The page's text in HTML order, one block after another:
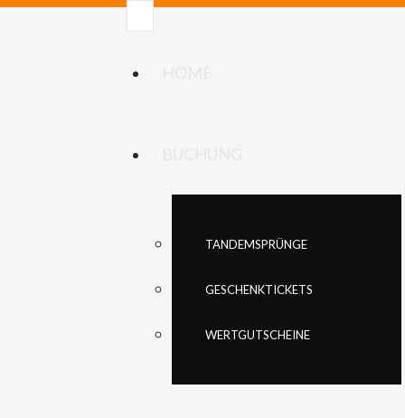
TANDEMSPRÜNGE
GESCHENKTICKETS
WERTGUTSCHEINE